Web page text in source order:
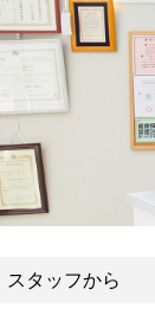
スタッフから